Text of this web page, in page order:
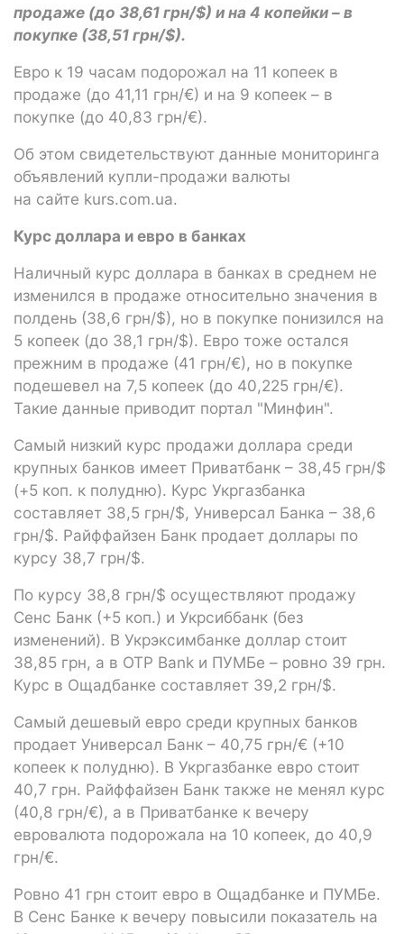
продаже (до 38,61 грн/$) и на 4 копейки – в
покупке (38,51 грн/$).
Евро к 19 часам подорожал на 11 копеек в
продаже (до 41,11 грн/€) и на 9 копеек – в
покупке (до 40,83 грн/€).
Об этом свидетельствуют данные мониторинга
объявлений купли-продажи валюты
на сайте kurs.com.ua.
Курс доллара и евро в банках
Наличный курс доллара в банках в среднем не
изменился в продаже относительно значения в
полдень (38,6 грн/$), но в покупке понизился на
5 копеек (до 38,1 грн/$). Евро тоже остался
прежним в продаже (41 грн/€), но в покупке
подешевел на 7,5 копеек (до 40,225 грн/€).
Такие данные приводит портал "Минфин".
Самый низкий курс продажи доллара среди
крупных банков имеет Приватбанк – 38,45 грн/$
(+5 коп. к полудню). Курс Укргазбанка
составляет 38,5 грн/$, Универсал Банка – 38,6
грн/$. Райффайзен Банк продает доллары по
курсу 38,7 грн/$.
По курсу 38,8 грн/$ осуществляют продажу
Сенс Банк (+5 коп.) и Укрсиббанк (без
изменений). В Укрэксимбанке доллар стоит
38,85 грн, а в OTP Bank и ПУМБе – ровно 39 грн.
Курс в Ощадбанке составляет 39,2 грн/$.
Самый дешевый евро среди крупных банков
продает Универсал Банк – 40,75 грн/€ (+10
копеек к полудню). В Укргазбанке евро стоит
40,7 грн. Райффайзен Банк также не менял курс
(40,8 грн/€), а в Приватбанке к вечеру
евровалюта подорожала на 10 копеек, до 40,9
грн/€.
Ровно 41 грн стоит евро в Ощадбанке и ПУМБе.
В Сенс Банке к вечеру повысили показатель на